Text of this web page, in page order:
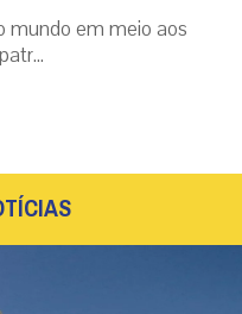
mundo em meio aos